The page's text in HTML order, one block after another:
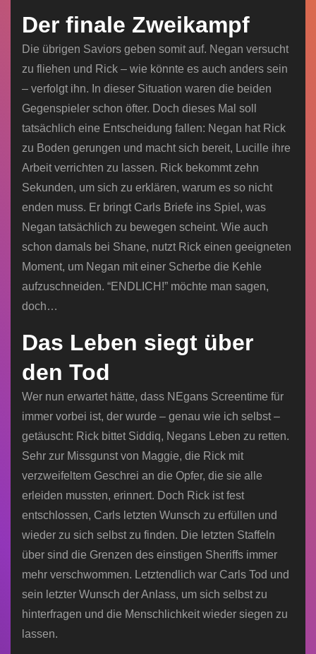
Der finale Zweikampf
Die übrigen Saviors geben somit auf. Negan versucht
zu fliehen und Rick – wie könnte es auch anders sein
– verfolgt ihn. In dieser Situation waren die beiden
Gegenspieler schon öfter. Doch dieses Mal soll
tatsächlich eine Entscheidung fallen: Negan hat Rick
zu Boden gerungen und macht sich bereit, Lucille ihre
Arbeit verrichten zu lassen. Rick bekommt zehn
Sekunden, um sich zu erklären, warum es so nicht
enden muss. Er bringt Carls Briefe ins Spiel, was
Negan tatsächlich zu bewegen scheint. Wie auch
schon damals bei Shane, nutzt Rick einen geeigneten
Moment, um Negan mit einer Scherbe die Kehle
aufzuschneiden. “ENDLICH!” möchte man sagen,
doch…
Das Leben siegt über
den Tod
Wer nun erwartet hätte, dass NEgans Screentime für
immer vorbei ist, der wurde – genau wie ich selbst –
getäuscht: Rick bittet Siddiq, Negans Leben zu retten.
Sehr zur Missgunst von Maggie, die Rick mit
verzweifeltem Geschrei an die Opfer, die sie alle
erleiden mussten, erinnert. Doch Rick ist fest
entschlossen, Carls letzten Wunsch zu erfüllen und
wieder zu sich selbst zu finden. Die letzten Staffeln
über sind die Grenzen des einstigen Sheriffs immer
mehr verschwommen. Letztendlich war Carls Tod und
sein letzter Wunsch der Anlass, um sich selbst zu
hinterfragen und die Menschlichkeit wieder siegen zu
lassen.